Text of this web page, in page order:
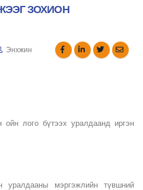
ЗОХИОН
Энхжин
лого бүтээх уралдаанд иргэн
уралдааны мэргэжлийн түвшний